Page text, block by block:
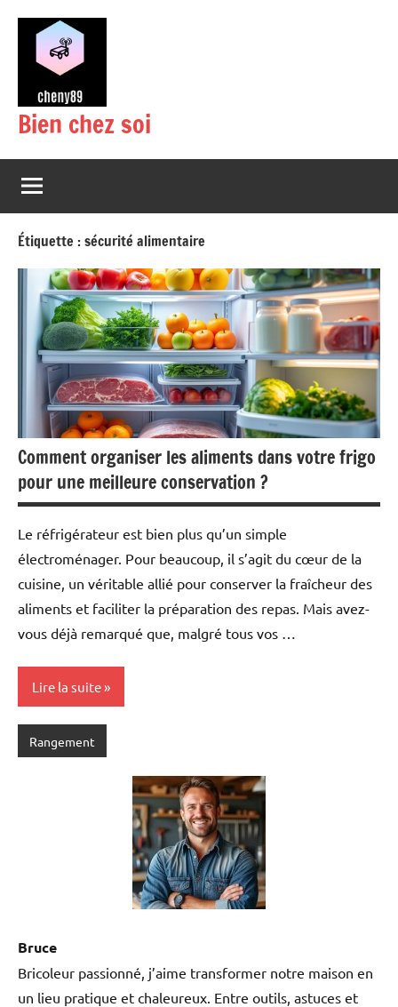
contenu
Bien chez soi
Étiquette :sécurité alimentaire
Comment organiser les aliments dans votre frigo
pour une meilleure conservation ?
Le réfrigérateur est bien plus qu’un simple
électroménager. Pour beaucoup, il s’agit du cœur de la
cuisine, un véritable allié pour conserver la fraîcheur des
aliments et faciliter la préparation des repas. Mais avez-
vous déjà remarqué que, malgré tous vos …
Lire la suite
Rangement
Bruce
Bricoleur passionné, j’aime transformer notre maison en
un lieu pratique et chaleureux. Entre outils, astuces et